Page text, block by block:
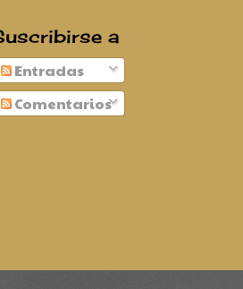
a
Entradas
Comentarios